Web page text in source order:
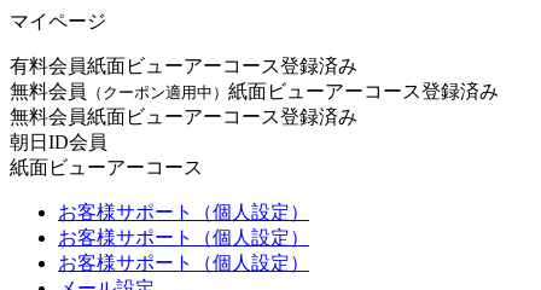
マイページ
有料会員紙面ビューアーコース登録済み
無料会員
（クーポン適用中） 紙面ビューアーコース登録済み
無料会員紙面ビューアーコース登録済み
朝日ID会員
紙面ビューアーコース
お客様サポート（個人設定）
お客様サポート（個人設定）
お客様サポート（個人設定）